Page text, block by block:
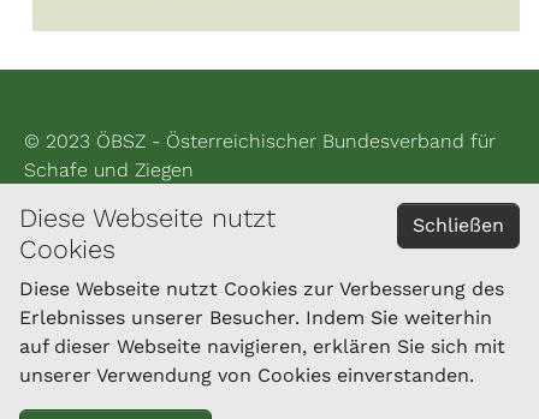
Schließen
Diese Webseite nutzt
Cookies
Diese Webseite nutzt Cookies zur Verbesserung des
Erlebnisses unserer Besucher. Indem Sie weiterhin
auf dieser Webseite navigieren, erklären Sie sich mit
unserer Verwendung von Cookies einverstanden.
© 2023 ÖBSZ - Österreichischer Bundesverband für
Schafe und Ziegen
Impressum
Datenschutzerklärung
KONTAKT
Landesverband für Ziegenzucht und -haltung